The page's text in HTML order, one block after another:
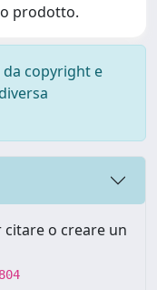
prodotto.
copyright e
o creare un